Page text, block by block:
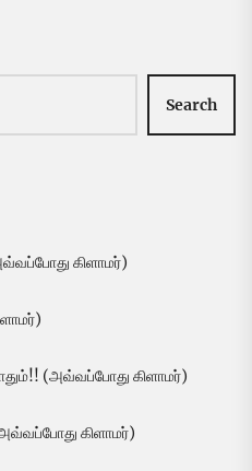
Search
கிளாமர்)
(அவ்வப்போது கிளாமர்)
கிளாமர்)